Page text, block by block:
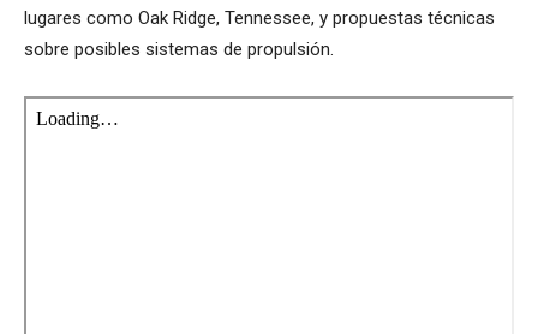
lugares como Oak Ridge, Tennessee, y propuestas técnicas
sobre posibles sistemas de propulsión.